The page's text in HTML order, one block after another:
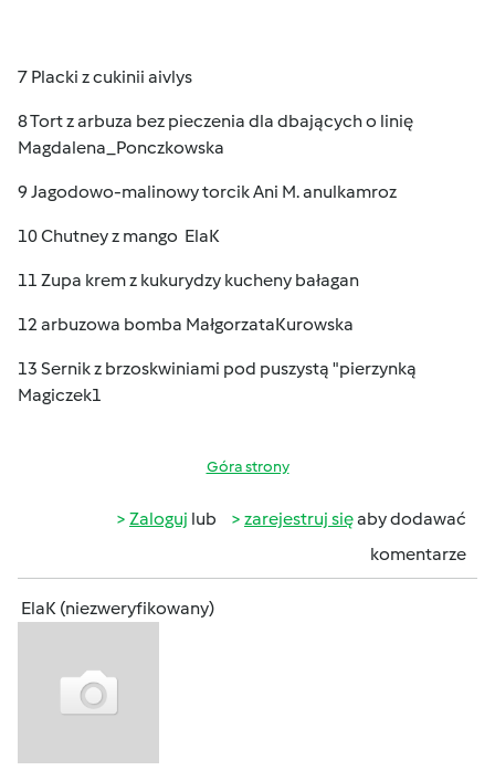
7 Placki z cukinii aivlys
8 Tort z arbuza bez pieczenia dla dbających o linię
Magdalena_Ponczkowska
9 Jagodowo-malinowy torcik Ani M. anulkamroz
10 Chutney z mango ElaK
11 Zupa krem z kukurydzy kucheny bałagan
12 arbuzowa bomba MałgorzataKurowska
13 Sernik z brzoskwiniami pod puszystą "pierzynką
Magiczek1
Góra strony
Zaloguj lub zarejestruj sięaby dodawać
komentarze
ElaK (niezweryfikowany)